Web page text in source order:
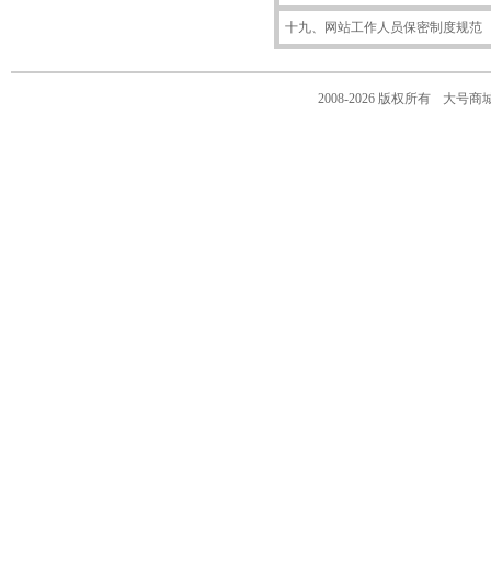
十九、网站工作人员保密制度规范
2008-2026 版权所有 大号商